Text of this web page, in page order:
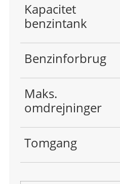
Kapacitet
benzintank
Benzinforbrug
Maks.
omdrejninger
Tomgang